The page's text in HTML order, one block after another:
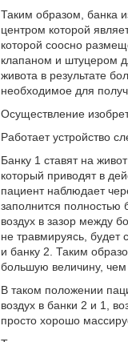
Таким образом, банка
центром которой
которой соосно
клапаном и штуцером
живота в результате
необходимое для
Осуществление
Работает устройство
Банку 1 ставят на
который приводят в
пациент наблюдает
заполнится полностью
воздух в зазор между
не травмируясь,
и банку 2. Таким
большую величину, чем
В таком положении
воздух в банки 2 и 1,
просто хорошо